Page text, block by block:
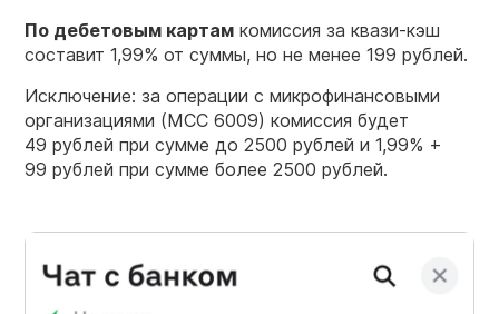
По дебетовым картам комиссия за квази-кэш
составит 1,99% от суммы, но не менее 199 рублей.
Исключение: за операции с микрофинансовыми
организациями (MCC 6009) комиссия будет
49 рублей при сумме до 2500 рублей и 1,99% +
99 рублей при сумме более 2500 рублей.